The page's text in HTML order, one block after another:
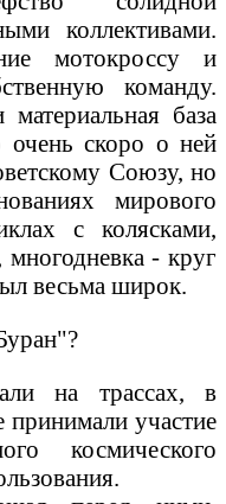
коллективами.
мотокроссу и
команду.
база
очень скоро о ней
Союзу, но
мирового
с колясками,
- круг
весьма широк.
на трассах, в
принимали участие
космического